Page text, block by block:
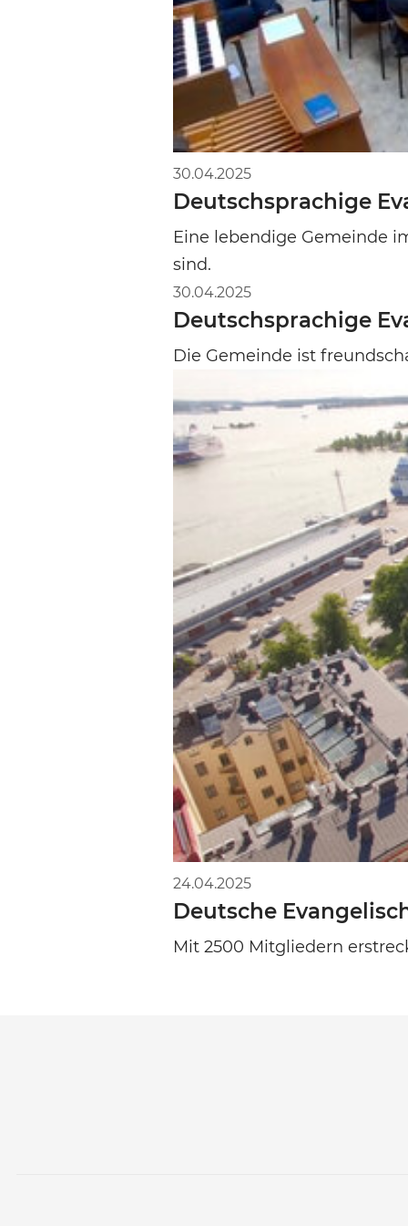
30.04.2025
Deutschsprachige
Eine lebendige Gemeinde
sind.
30.04.2025
Deutschsprachige
Die Gemeinde ist
24.04.2025
Deutsche
Mit 2500 Mitgliedern